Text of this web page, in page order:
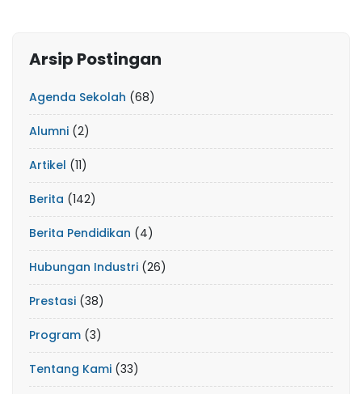
Arsip Postingan
Agenda Sekolah (68)
Alumni (2)
Artikel (11)
Berita (142)
Berita Pendidikan (4)
Hubungan Industri (26)
Prestasi (38)
Program (3)
Tentang Kami (33)